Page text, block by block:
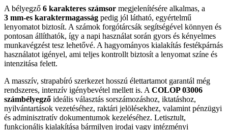
A bélyegző 6 karakteres számsor megjelenítésére alkalmas, a
3 mm-es karaktermagasság pedig jól látható, egyértelmű
lenyomatot biztosít. A számok forgótárcsák segítségével könnyen és
pontosan állíthatók, így a napi használat során gyors és kényelmes
munkavégzést tesz lehetővé. A hagyományos kialakítás festékpárnás
használatot igényel, ami teljes kontrollt biztosít a lenyomat színe és
intenzitása felett.
A masszív, strapabíró szerkezet hosszú élettartamot garantál még
rendszeres, intenzív igénybevétel mellett is. A COLOP 03006
számbélyegző ideális választás sorszámozáshoz, iktatáshoz,
nyilvántartások vezetéséhez, raktári jelölésekhez, valamint pénzügyi
és adminisztratív dokumentumok kezeléséhez. Letisztult,
funkcionális kialakítása bármilyen irodai vagy intézményi